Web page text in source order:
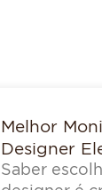
Melhor
Designer
Saber